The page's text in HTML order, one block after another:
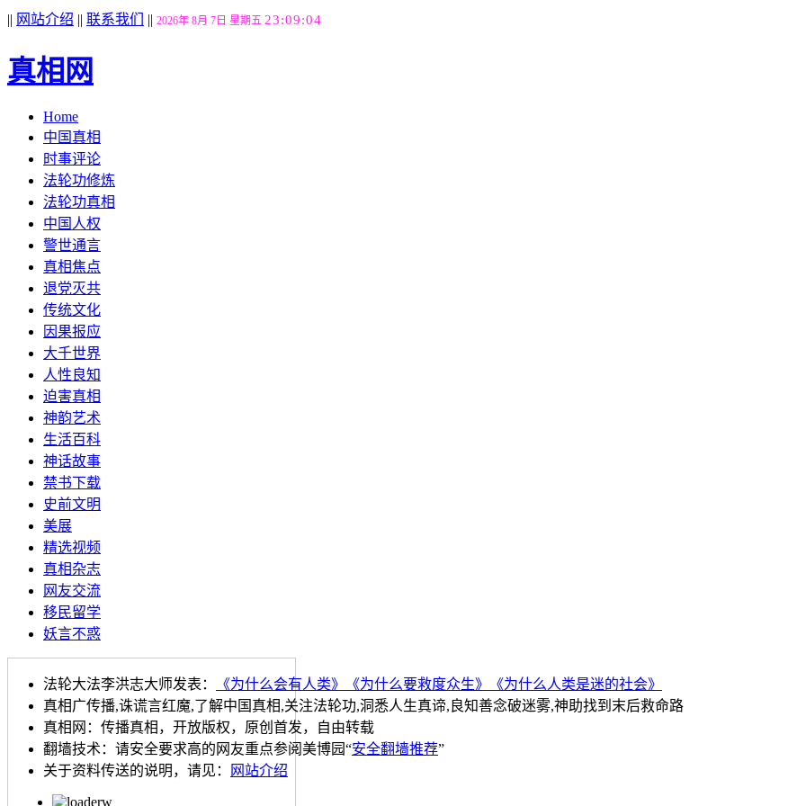
|| 网站介绍 || 联系我们 || 2026年 8月 7日 星期五 23:09:05
真相网
Home
中国真相
时事评论
法轮功修炼
法轮功真相
中国人权
警世通言
真相焦点
退党灭共
传统文化
因果报应
大千世界
人性良知
迫害真相
神韵艺术
生活百科
神话故事
禁书下载
史前文明
美展
精选视频
真相杂志
网友交流
移民留学
妖言不惑
法轮大法李洪志大师发表： 《为什么会有人类》 《为什么要救度众生》
《为什么人类是迷的社会》
真相广传播,诛谎言红魔,了解中国真相,关注法轮功,洞悉人生真谛,良知善念破迷雾,神助找到末后救命路
真相网：传播真相，开放版权，原创首发，自由转载
翻墙技术：请安全要求高的网友重点参阅美博园“安全翻墙推荐”
关于资料传送的说明，请见：
网站介绍